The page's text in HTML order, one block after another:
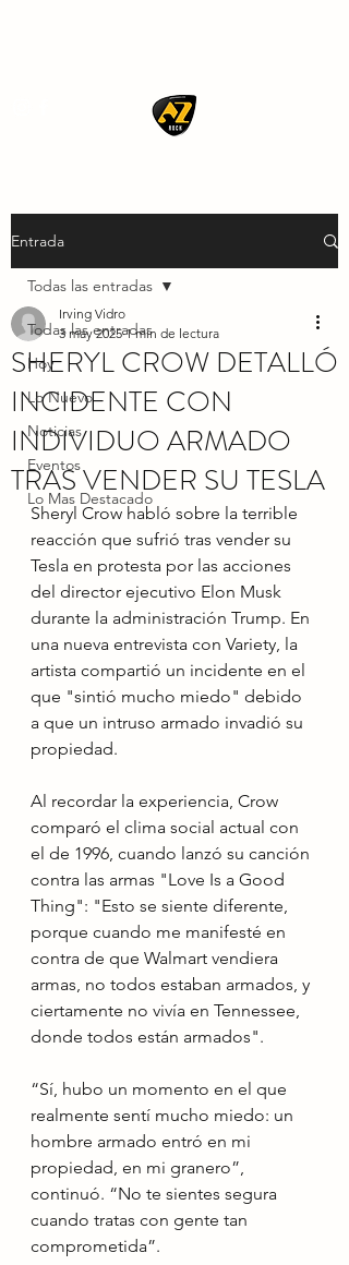
Entrada
Todas las entradas
Hoy
Lo Nuevo
Noticias
Eventos
Lo Mas Destacado
Todas las entradas
SHERYL CROW DETALLÓ
INCIDENTE CON
INDIVIDUO ARMADO
TRAS VENDER SU TESLA
Irving Vidro
3 may 2025 1 min de lectura
Sheryl Crow habló sobre la terrible
reacción que sufrió tras vender su
Tesla en protesta por las acciones
del director ejecutivo Elon Musk
durante la administración Trump. En
una nueva entrevista con Variety, la
artista compartió un incidente en el
que "sintió mucho miedo" debido
a que un intruso armado invadió su
propiedad.
Al recordar la experiencia, Crow
comparó el clima social actual con
el de 1996, cuando lanzó su canción
contra las armas "Love Is a Good
Thing": "Esto se siente diferente,
porque cuando me manifesté en
contra de que Walmart vendiera
armas, no todos estaban armados, y
ciertamente no vivía en Tennessee,
donde todos están armados".
“Sí, hubo un momento en el que
realmente sentí mucho miedo: un
hombre armado entró en mi
propiedad, en mi granero”,
continuó. “No te sientes segura
cuando tratas con gente tan
comprometida”.